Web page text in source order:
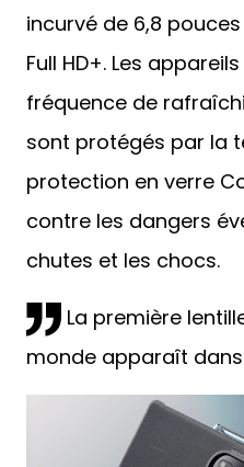
incurvé de 6,8
Full HD+. Les
fréquence de
sont protégés par la
protection en verre
contre les dangers
chutes et les chocs.
La première
monde apparaît